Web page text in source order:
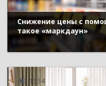
Снижение цены с
такое «маркдаун»
1534